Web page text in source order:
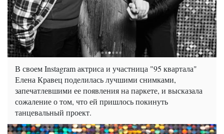
В своем Instagram актриса и участница "95 квартала"
Елена Кравец поделилась лучшими снимками,
запечатлевшими ее появления на паркете, и высказала
сожаление о том, что ей пришлось покинуть
танцевальный проект.